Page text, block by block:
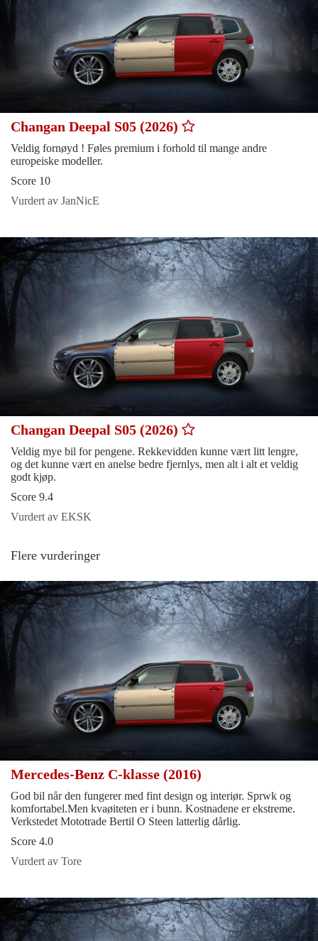
Changan Deepal S05 (2026)
Veldig fornøyd ! Føles premium i forhold til mange andre
europeiske modeller.
Score 10
Vurdert av JanNicE
Changan Deepal S05 (2026)
Veldig mye bil for pengene. Rekkevidden kunne vært litt lengre,
og det kunne vært en anelse bedre fjernlys, men alt i alt et veldig
godt kjøp.
Score 9.4
Vurdert av EKSK
Flere vurderinger
Mercedes-Benz C-klasse (2016)
God bil når den fungerer med fint design og interiør. Sprwk og
komfortabel.Men kvaøiteten er i bunn. Kostnadene er ekstreme.
Verkstedet Mototrade Bertil O Steen latterlig dårlig.
Score 4.0
Vurdert av Tore